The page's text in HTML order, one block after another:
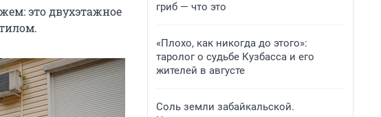
это двухэтажное
гриб — что это
«Плохо, как никогда до этого»:
таролог о судьбе Кузбасса и его
жителей в августе
Соль земли забайкальской.